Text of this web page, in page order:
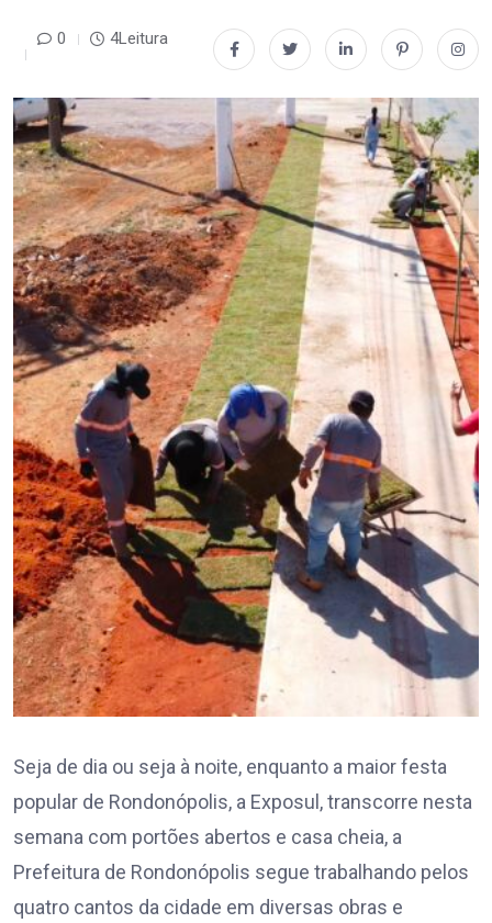
0 4Leitura
Seja de dia ou seja à noite, enquanto a maior festa
popular de Rondonópolis, a Exposul, transcorre nesta
semana com portões abertos e casa cheia, a
Prefeitura de Rondonópolis segue trabalhando pelos
quatro cantos da cidade em diversas obras e